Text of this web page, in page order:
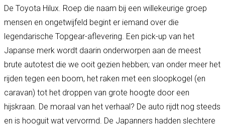
De Toyota Hilux. Roep die naam bij een willekeurige groep
mensen en ongetwijfeld begint er iemand over die
legendarische Topgear-aflevering. Een pick-up van het
Japanse merk wordt daarin onderworpen aan de meest
brute autotest die we ooit gezien hebben; van onder meer het
rijden tegen een boom, het raken met een sloopkogel (en
caravan) tot het droppen van grote hoogte door een
hijskraan. De moraal van het verhaal? De auto rijdt nog steeds
en is hooguit wat vervormd. De Japanners hadden slechtere